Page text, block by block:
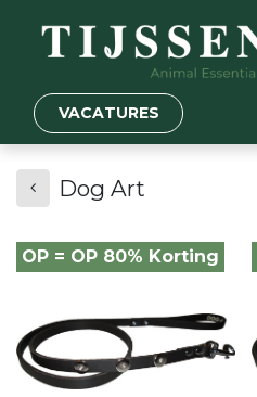
VACATURES
Dog Art
OP = OP 80% Korting